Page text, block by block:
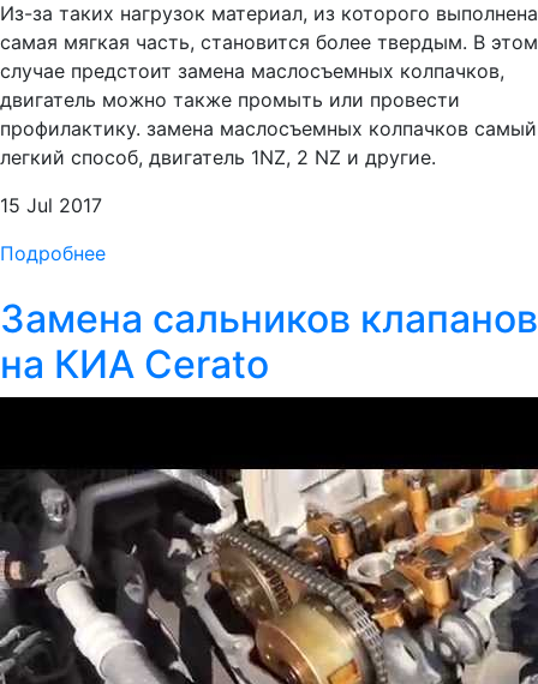
Из-за таких нагрузок материал, из которого выполнена
самая мягкая часть, становится более твердым. В этом
случае предстоит замена маслосъемных колпачков,
двигатель можно также промыть или провести
профилактику. замена маслосъемных колпачков самый
легкий способ, двигатель 1NZ, 2 NZ и другие.
15 Jul 2017
Подробнее
Замена сальников клапанов
на КИА Cerato